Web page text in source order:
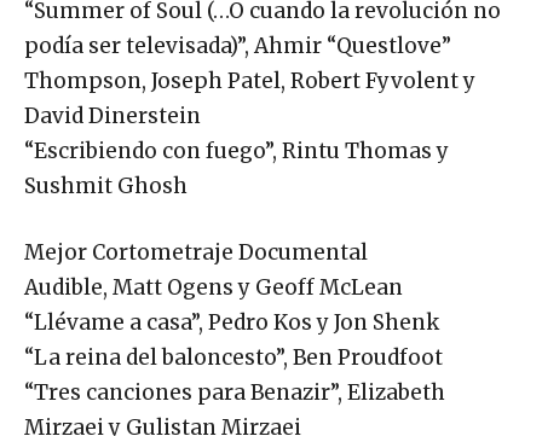
“Summer of Soul (…O cuando la revolución no
podía ser televisada)”, Ahmir “Questlove”
Thompson, Joseph Patel, Robert Fyvolent y
David Dinerstein
“Escribiendo con fuego”, Rintu Thomas y
Sushmit Ghosh
Mejor Cortometraje Documental
Audible, Matt Ogens y Geoff McLean
“Llévame a casa”, Pedro Kos y Jon Shenk
“La reina del baloncesto”, Ben Proudfoot
“Tres canciones para Benazir”, Elizabeth
Mirzaei y Gulistan Mirzaei